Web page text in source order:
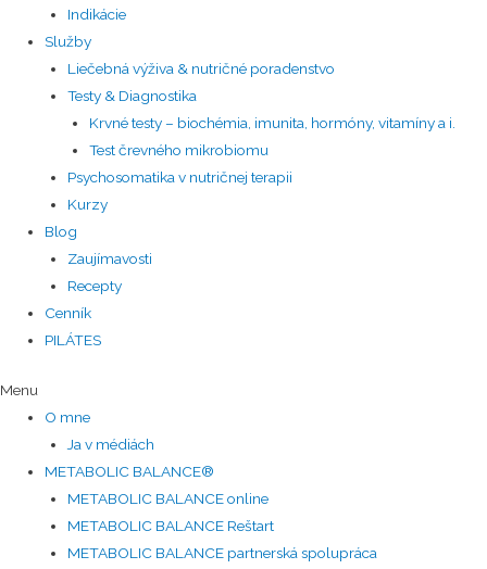
Indikácie
Služby
Liečebná výživa & nutričné poradenstvo
Testy & Diagnostika
Krvné testy – biochémia, imunita, hormóny, vitamíny a i.
Test črevného mikrobiomu
Psychosomatika v nutričnej terapii
Kurzy
Blog
Zaujímavosti
Recepty
Cenník
PILÁTES
Menu
O mne
Ja v médiách
METABOLIC BALANCE®
METABOLIC BALANCE online
METABOLIC BALANCE Reštart
METABOLIC BALANCE partnerská spolupráca